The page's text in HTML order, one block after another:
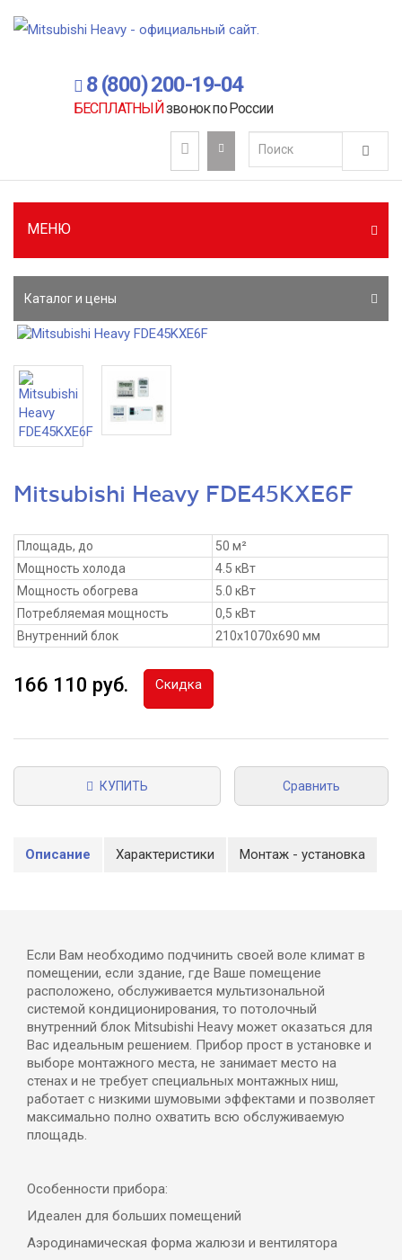
8 (800) 200-19-04
БЕСПЛАТНЫЙзвонок по России
МЕНЮ
Каталог и цены
Mitsubishi Heavy FDE45KXE6F
Площадь, до
50 м²
Мощность холода
4.5 кВт
Мощность обогрева
5.0 кВт
Потребляемая мощность
0,5 кВт
Внутренний блок
210x1070x690 мм
166 110 руб. Скидка
КУПИТЬ Сравнить
Описание Характеристики Монтаж - установка
Если Вам необходимо подчинить своей воле климат в
помещении, если здание, где Ваше помещение
расположено, обслуживается мультизональной
системой кондиционирования, то потолочный
внутренний блок Mitsubishi Heavy может оказаться для
Вас идеальным решением. Прибор прост в установке и
выборе монтажного места, не занимает место на
стенах и не требует специальных монтажных ниш,
работает с низкими шумовыми эффектами и позволяет
максимально полно охватить всю обслуживаемую
площадь.
Особенности прибора:
Идеален для больших помещений
Аэродинамическая форма жалюзи и вентилятора